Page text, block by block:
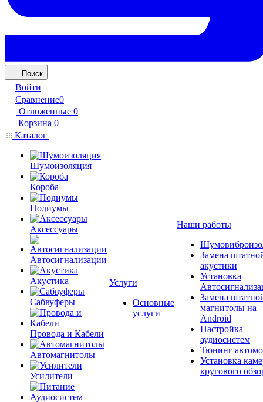
Поиск
Войти
Сравнение0
Отложенные 0
Корзина 0
Каталог
Шумоизоляция
Короба
Подиумы
Аксессуары
Автосигнализации
Акустика
Сабвуферы
Провода и Кабели
Автомагнитолы
Усилители
Услуги
Основные
услуги
Наши работы
Замена
акустики
Установка
Замена
магнитолы на
Android
Настройка
аудиосистем
Тюнинг
Установка
кругового